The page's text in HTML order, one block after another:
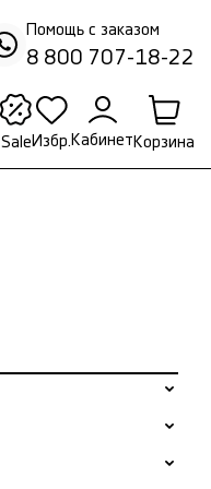
Помощь с заказом
8 800 707-18-22
Sale Избр. Кабинет Корзина